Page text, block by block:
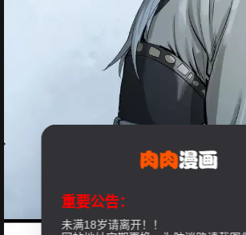
重要公告：
未满18岁请离开！！